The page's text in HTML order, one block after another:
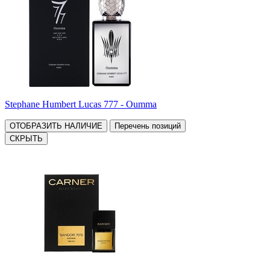
Stephane Humbert Lucas 777 - Oumma
ОТОБРАЗИТЬ НАЛИЧИЕ
Перечень позиций
СКРЫТЬ